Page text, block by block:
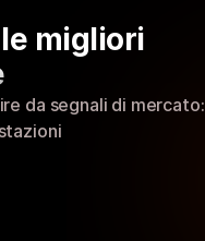
migliori
da segnali di mercato: